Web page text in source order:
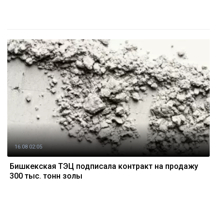
16.08 02:05
Бишкекская ТЭЦ подписала контракт на продажу
300 тыс. тонн золы